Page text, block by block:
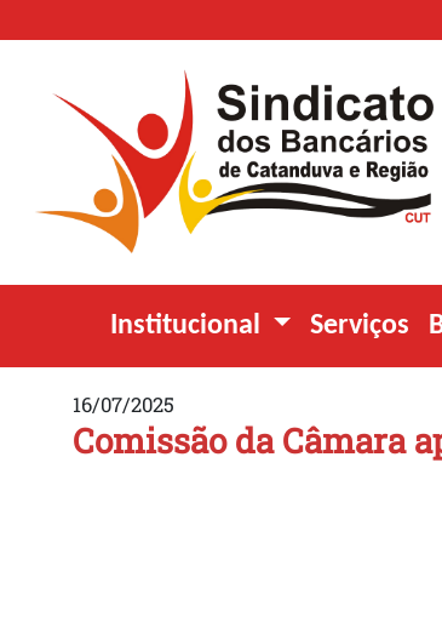
Institucional Serviços
16/07/2025
Comissão da Câmara